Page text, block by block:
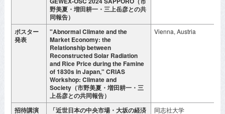
野美夏・増田耕一・三上岳彦との共
同報告）
ポスター
発表
"Abnormal Climate and the
Market Economy: the
Relationship between
Reconstructed Solar Radiation
and Rice Price during the Famine
of 1830s in Japan," CRIAS
Workshop: Climate and
Society（市野美夏・増田耕一・三
上岳彦との共同報告）
Vienna, Austria
招待講演
「近世日本の中央市場・大坂の経済
同志社大学